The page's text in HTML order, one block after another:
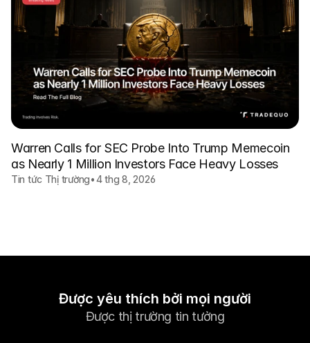
Warren Calls for SEC Probe Into Trump Memecoin
as Nearly 1 Million Investors Face Heavy Losses
Tin tức Thị trường•4 thg 8, 2026
Được yêu thích bởi mọi người
Được thị trường tin tưởng